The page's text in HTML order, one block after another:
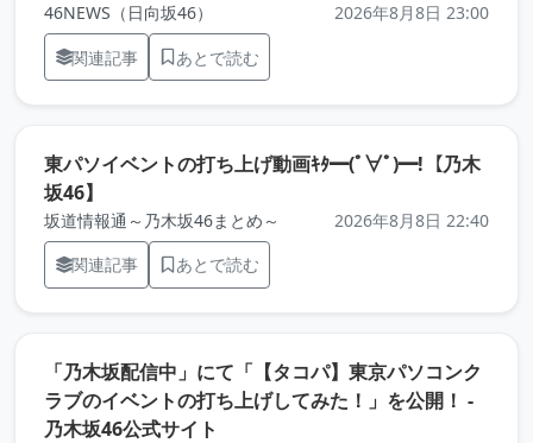
46NEWS（日向坂46）
2026年8月8日 23:00
関連記事
あとで読む
東パソイベントの打ち上げ動画ｷﾀ━(ﾟ∀ﾟ)━!【乃木
坂46】
坂道情報通～乃木坂46まとめ～
2026年8月8日 22:40
関連記事
あとで読む
「乃木坂配信中」にて「【タコパ】東京パソコンク
ラブのイベントの打ち上げしてみた！」を公開！ -
乃木坂46公式サイト